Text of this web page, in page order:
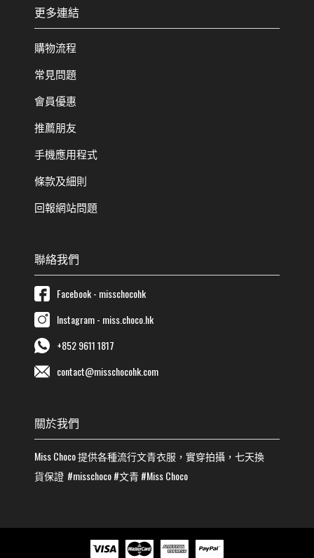
更多連結
購物流程
常見問題
會員優惠
推薦朋友
手機應用程式
條款及細則
回報網站問題
聯絡我們
Facebook - misschocohk
Instagram - miss.choco.hk
+852 9611 1817
contact@misschocohk.com
關於我們
Miss Choco提供各種流行文青衣服，實穿拍攝，七天換
貨保證 #misschoco#文青#Miss Choco